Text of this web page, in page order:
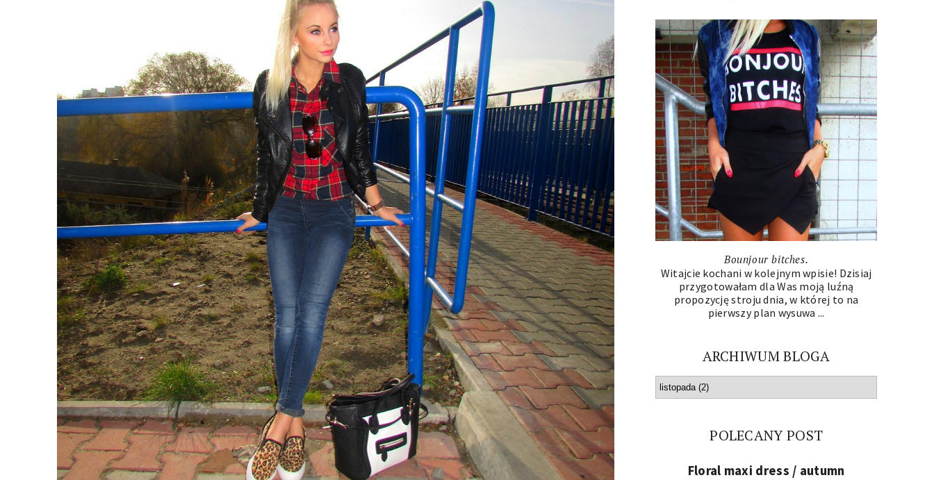
Bounjour bitches.
Witajcie kochani w kolejnym wpisie! Dzisiaj
przygotowałam dla Was moją luźną
propozycję stroju dnia, w której to na
pierwszy plan wysuwa ...
ARCHIWUM BLOGA
POLECANY POST
Floral maxi dress / autumn